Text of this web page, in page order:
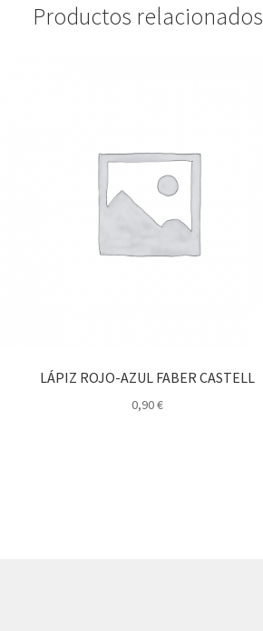
Productos relacionados
LÁPIZ ROJO-AZUL FABER CASTELL
0,90€